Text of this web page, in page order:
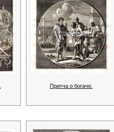
Притча о богаче.